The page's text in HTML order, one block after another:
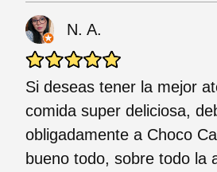
N. A.
Si deseas tener la mejor
comida super deliciosa,
obligadamente a Choco
bueno todo, sobre todo la